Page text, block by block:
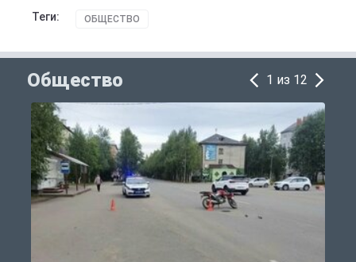
Теги: ОБЩЕСТВО
Общество 1 из 12